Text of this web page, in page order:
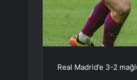
Real Madrid’e 3-2